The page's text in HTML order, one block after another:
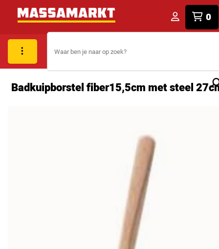
0
Badkuipborstel fiber15,5cm met steel